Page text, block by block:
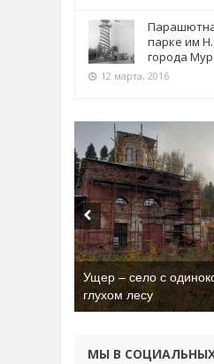
парке им
города
12 марта, 2016
Ущер – село с
глухом лесу
Бывшая танковая
Батора во Владимире
МЫ В